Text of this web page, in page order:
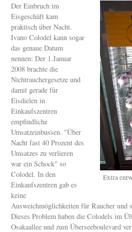
Extra
Der Einbruch im
Eisgeschäft kam
praktisch über Nacht.
Ivano Colodel kann sogar
das genaue Datum
nennen: Der 1.Januar
2008 brachte die
Nichtrauchergesetze und
damit gerade für
Eisdielen in
Einkaufszentren
empfindliche
Umsatzeinbussen. "Über
Nacht fast 40 Prozent des
Umsatzes zu verlieren
war ein Schock" so
Colodel. In den
Einkaufszentren gab es
keine
Ausweichmöglichkeiten für Raucher und
Dieses Problem haben die Colodels im
Osakaallee und zum Überseeboulevard